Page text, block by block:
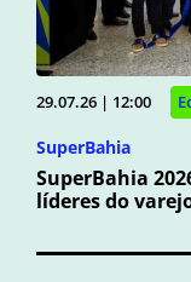
29.07.26 | 12:00
SuperBahia
SuperBahia
líderes do